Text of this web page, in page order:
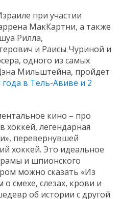
при участии
МакКартни, а также
Рилла,
и Раисы Чуриной и
одного из самых
Мильштейна, пройдет
года в Тель-Авиве и 2
кино – про
легендарная
перевернувшей
хоккей. Это идеальное
и шпионского
можно сказать «Из
о смехе, слезах, крови и
об истории с другой